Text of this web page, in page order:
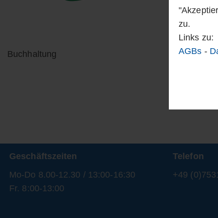
zu.
Links zu:
AGBs -
Buchhaltung
Geschäftszeiten
Mo-Do 8.00-12.30 / 13:00-16:30
Fr. 8:00-13:00
Telefon
+49